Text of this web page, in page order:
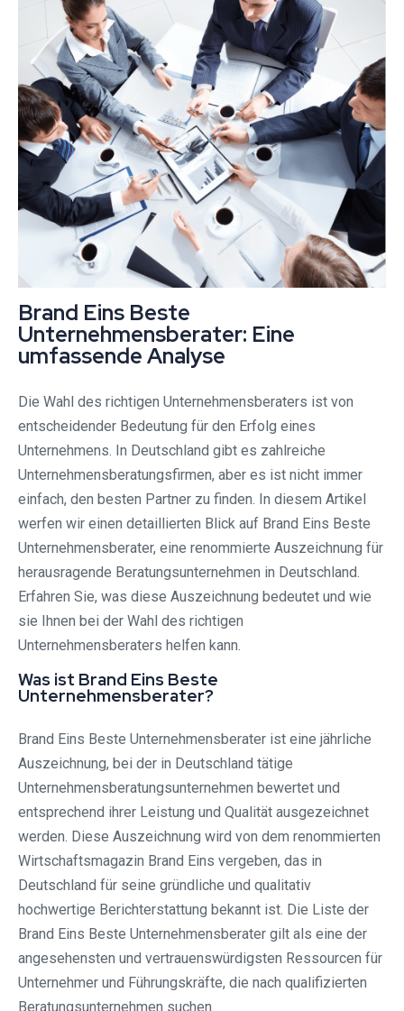
Brand Eins Beste
Unternehmensberater: Eine
umfassende Analyse
Die Wahl des richtigen Unternehmensberaters ist von
entscheidender Bedeutung für den Erfolg eines
Unternehmens. In Deutschland gibt es zahlreiche
Unternehmensberatungsfirmen, aber es ist nicht immer
einfach, den besten Partner zu finden. In diesem Artikel
werfen wir einen detaillierten Blick auf Brand Eins Beste
Unternehmensberater, eine renommierte Auszeichnung für
herausragende Beratungsunternehmen in Deutschland.
Erfahren Sie, was diese Auszeichnung bedeutet und wie
sie Ihnen bei der Wahl des richtigen
Unternehmensberaters helfen kann.
Was ist Brand Eins Beste
Unternehmensberater?
Brand Eins Beste Unternehmensberater ist eine jährliche
Auszeichnung, bei der in Deutschland tätige
Unternehmensberatungsunternehmen bewertet und
entsprechend ihrer Leistung und Qualität ausgezeichnet
werden. Diese Auszeichnung wird von dem renommierten
Wirtschaftsmagazin Brand Eins vergeben, das in
Deutschland für seine gründliche und qualitativ
hochwertige Berichterstattung bekannt ist. Die Liste der
Brand Eins Beste Unternehmensberater gilt als eine der
angesehensten und vertrauenswürdigsten Ressourcen für
Unternehmer und Führungskräfte, die nach qualifizierten
Beratungsunternehmen suchen.